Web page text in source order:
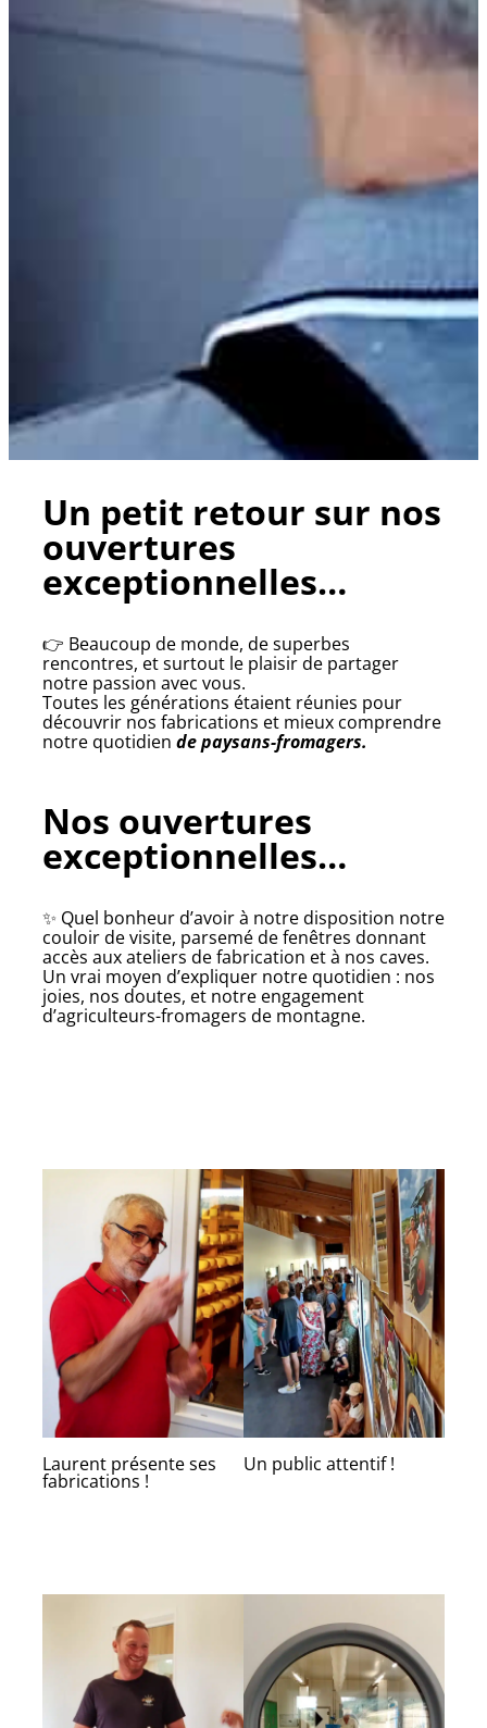
Un petit retour sur nos
ouvertures
exceptionnelles…
👉 Beaucoup de monde, de superbes
rencontres, et surtout le plaisir de partager
notre passion avec vous.
Toutes les générations étaient réunies pour
découvrir nos fabrications et mieux comprendre
notre quotidien de paysans-fromagers.
Nos ouvertures
exceptionnelles…
✨ Quel bonheur d’avoir à notre disposition notre
couloir de visite, parsemé de fenêtres donnant
accès aux ateliers de fabrication et à nos caves.
Un vrai moyen d’expliquer notre quotidien : nos
joies, nos doutes, et notre engagement
d’agriculteurs-fromagers de montagne.
Laurent présente ses
fabrications !
Un public attentif !